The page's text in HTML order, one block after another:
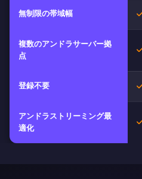
無制限の帯域幅
複数のアンドラサーバー拠
点
登録不要
アンドラストリーミング最
適化